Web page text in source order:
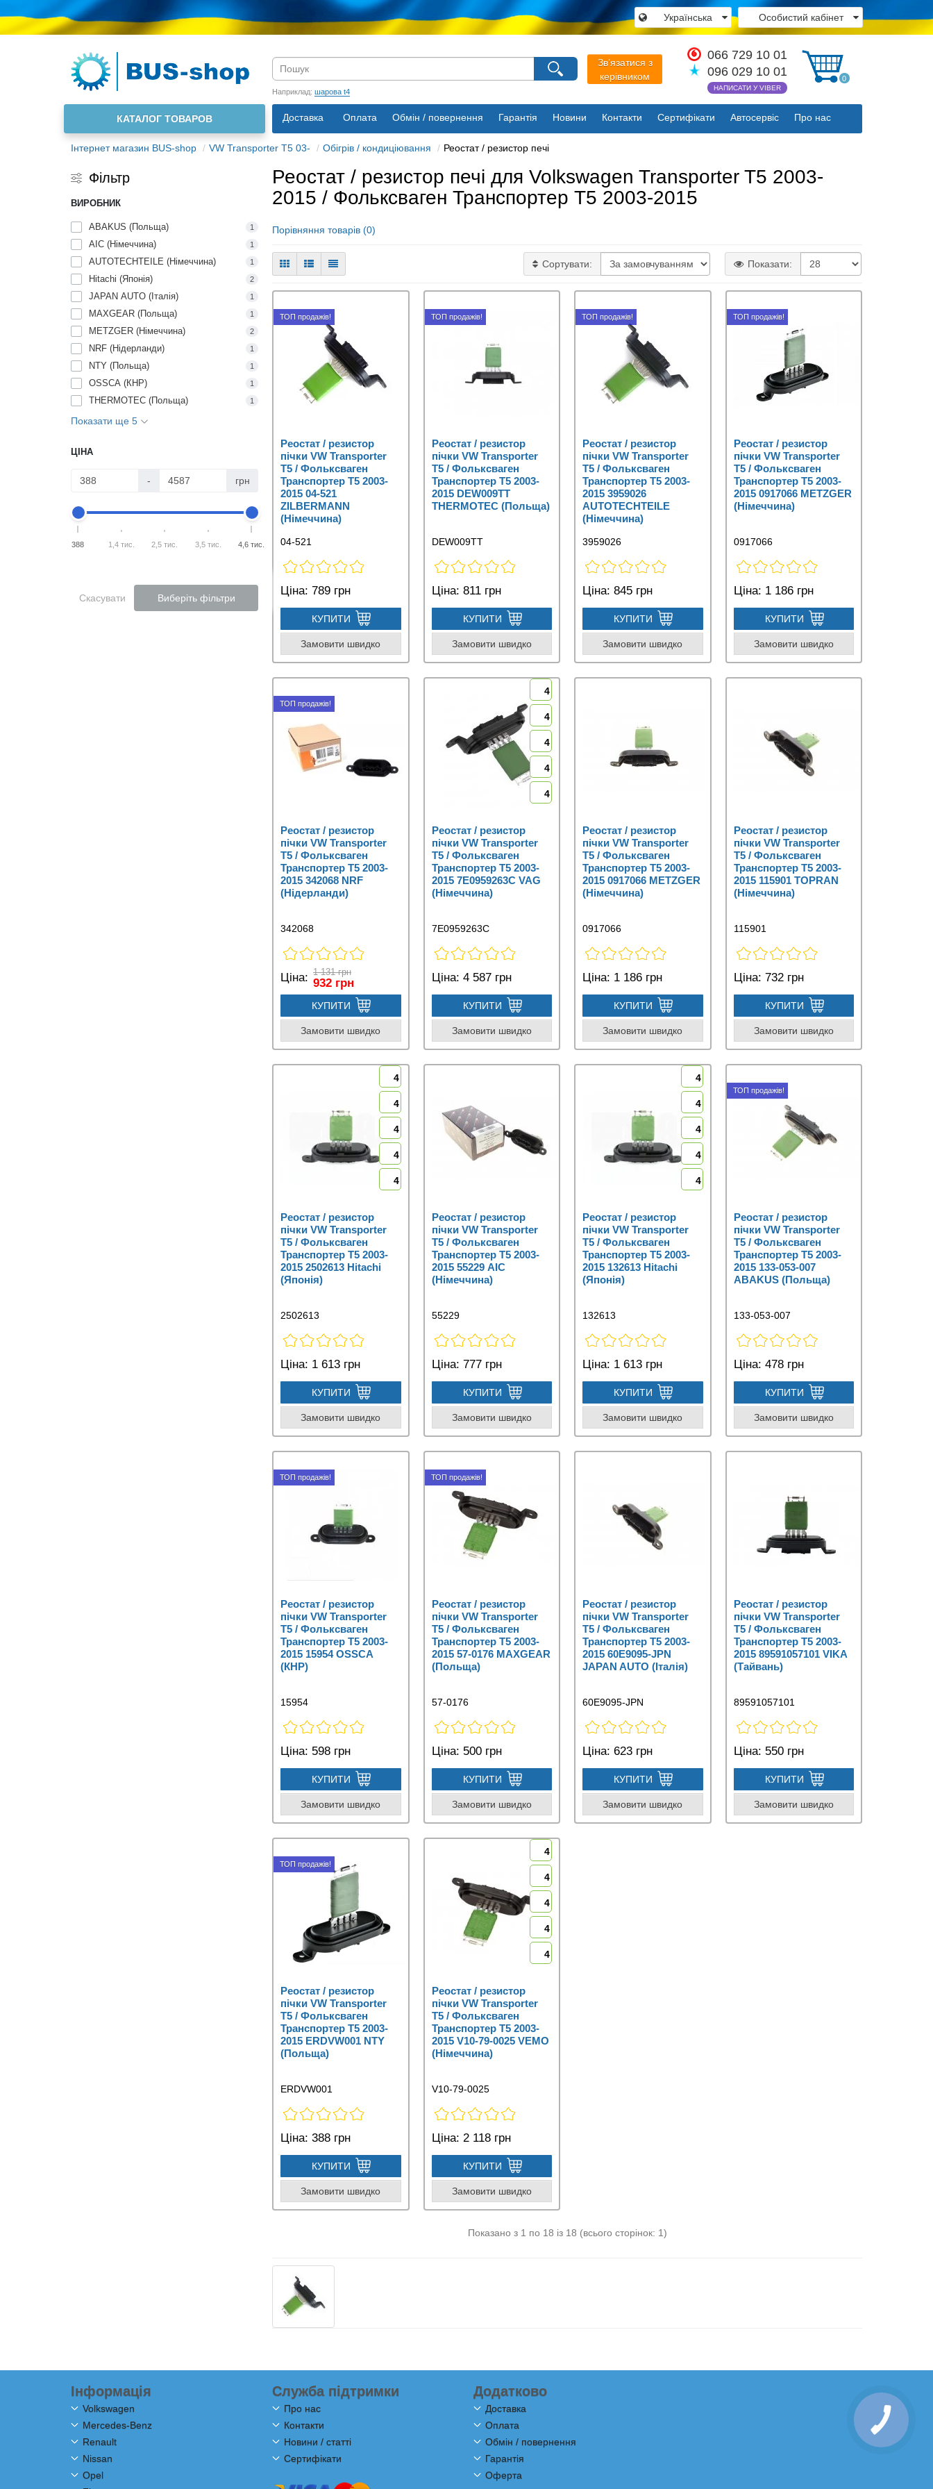
Особистий кабінет
Українська
Зв’язатися з
керівником
066 729 10 01
096 029 10 01
НАПИСАТИ У VIBER
0
Наприклад: шарова t4
Доставка Оплата Обмін / повернення Гарантія Новини Контакти Сертифікати Автосервіс Про нас
КАТАЛОГ ТОВАРОВ
Інтернет магазин BUS-shop VW Transporter T5 03- Обігрів / кондиціювання Реостат / резистор печі
Фільтр
ВИРОБНИК
ABAKUS (Польща) 1
AIC (Німеччина) 1
AUTOTECHTEILE (Німеччина) 1
Hitachi (Японія) 2
JAPAN AUTO (Італія) 1
MAXGEAR (Польща) 1
METZGER (Німеччина) 2
NRF (Нідерланди) 1
NTY (Польща) 1
OSSCA (КНР) 1
THERMOTEC (Польща) 1
Показати ще 5
ЦІНА
- грн
388 1,4 тис. 2,5 тис. 3,5 тис. 4,6 тис.
Скасувати Виберіть фільтри
×
Закрити
Реостат / резистор печі для Volkswagen Transporter T5 2003-
2015 / Фольксваген Транспортер Т5 2003-2015
Порівняння товарів (0)
Сортувати: Показати:
ТОП продажів!
Реостат / резистор
пічки VW Transporter
T5 / Фольксваген
Транспортер Т5 2003-
2015 04-521
ZILBERMANN
(Німеччина)
04-521
Ціна: 789 грн
КУПИТИ
Замовити швидко
ТОП продажів!
Реостат / резистор
пічки VW Transporter
T5 / Фольксваген
Транспортер Т5 2003-
2015 DEW009TT
THERMOTEC (Польща)
DEW009TT
Ціна: 811 грн
КУПИТИ
Замовити швидко
ТОП продажів!
Реостат / резистор
пічки VW Transporter
T5 / Фольксваген
Транспортер Т5 2003-
2015 3959026
AUTOTECHTEILE
(Німеччина)
3959026
Ціна: 845 грн
КУПИТИ
Замовити швидко
ТОП продажів!
Реостат / резистор
пічки VW Transporter
T5 / Фольксваген
Транспортер Т5 2003-
2015 0917066 METZGER
(Німеччина)
0917066
Ціна: 1 186 грн
КУПИТИ
Замовити швидко
ТОП продажів!
Реостат / резистор
пічки VW Transporter
T5 / Фольксваген
Транспортер Т5 2003-
2015 342068 NRF
(Нідерланди)
342068
Ціна: 1 131 грн
932 грн
КУПИТИ
Замовити швидко
4
4
4
4
4
Реостат / резистор
пічки VW Transporter
T5 / Фольксваген
Транспортер Т5 2003-
2015 7E0959263C VAG
(Німеччина)
7E0959263C
Ціна: 4 587 грн
КУПИТИ
Замовити швидко
Реостат / резистор
пічки VW Transporter
T5 / Фольксваген
Транспортер Т5 2003-
2015 0917066 METZGER
(Німеччина)
0917066
Ціна: 1 186 грн
КУПИТИ
Замовити швидко
Реостат / резистор
пічки VW Transporter
T5 / Фольксваген
Транспортер Т5 2003-
2015 115901 TOPRAN
(Німеччина)
115901
Ціна: 732 грн
КУПИТИ
Замовити швидко
4
4
4
4
4
Реостат / резистор
пічки VW Transporter
T5 / Фольксваген
Транспортер Т5 2003-
2015 2502613 Hitachi
(Японія)
2502613
Ціна: 1 613 грн
КУПИТИ
Замовити швидко
Реостат / резистор
пічки VW Transporter
T5 / Фольксваген
Транспортер Т5 2003-
2015 55229 AIC
(Німеччина)
55229
Ціна: 777 грн
КУПИТИ
Замовити швидко
4
4
4
4
4
Реостат / резистор
пічки VW Transporter
T5 / Фольксваген
Транспортер Т5 2003-
2015 132613 Hitachi
(Японія)
132613
Ціна: 1 613 грн
КУПИТИ
Замовити швидко
ТОП продажів!
Реостат / резистор
пічки VW Transporter
T5 / Фольксваген
Транспортер Т5 2003-
2015 133-053-007
ABAKUS (Польща)
133-053-007
Ціна: 478 грн
КУПИТИ
Замовити швидко
ТОП продажів!
Реостат / резистор
пічки VW Transporter
T5 / Фольксваген
Транспортер Т5 2003-
2015 15954 OSSCA
(КНР)
15954
Ціна: 598 грн
КУПИТИ
Замовити швидко
ТОП продажів!
Реостат / резистор
пічки VW Transporter
T5 / Фольксваген
Транспортер Т5 2003-
2015 57-0176 MAXGEAR
(Польща)
57-0176
Ціна: 500 грн
КУПИТИ
Замовити швидко
Реостат / резистор
пічки VW Transporter
T5 / Фольксваген
Транспортер Т5 2003-
2015 60E9095-JPN
JAPAN AUTO (Італія)
60E9095-JPN
Ціна: 623 грн
КУПИТИ
Замовити швидко
Реостат / резистор
пічки VW Transporter
T5 / Фольксваген
Транспортер Т5 2003-
2015 89591057101 VIKA
(Тайвань)
89591057101
Ціна: 550 грн
КУПИТИ
Замовити швидко
ТОП продажів!
Реостат / резистор
пічки VW Transporter
T5 / Фольксваген
Транспортер Т5 2003-
2015 ERDVW001 NTY
(Польща)
ERDVW001
Ціна: 388 грн
КУПИТИ
Замовити швидко
4
4
4
4
4
Реостат / резистор
пічки VW Transporter
T5 / Фольксваген
Транспортер Т5 2003-
2015 V10-79-0025 VEMO
(Німеччина)
V10-79-0025
Ціна: 2 118 грн
КУПИТИ
Замовити швидко
Показано з 1 по 18 із 18 (всього сторінок: 1)
Інформація
Volkswagen
Mercedes-Benz
Renault
Nissan
Opel
Служба підтримки
Про нас
Контакти
Новини / статті
Сертифікати
Додатково
Доставка
Оплата
Обмін / повернення
Гарантія
Оферта